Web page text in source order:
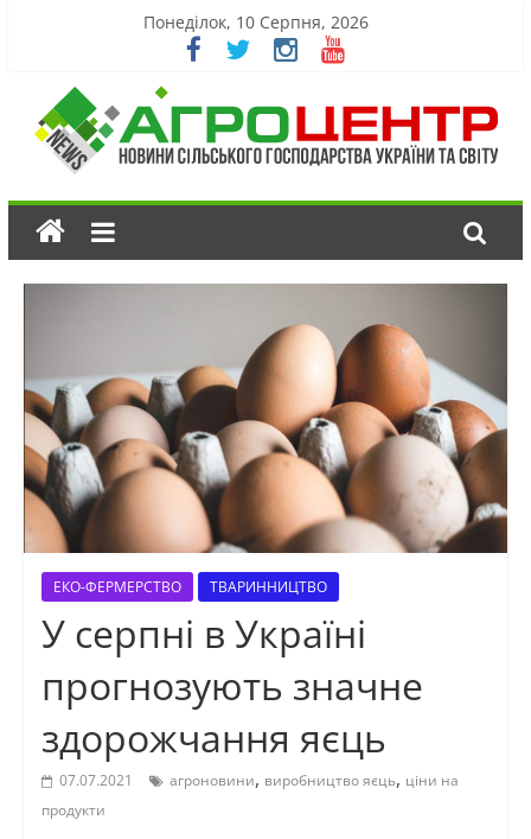
Понеділок, 10 Серпня, 2026
ЕКО-ФЕРМЕРСТВО ТВАРИННИЦТВО
У серпні в Україні
прогнозують значне
здорожчання яєць
07.07.2021 агроновини, виробництво яєць, ціни на
продукти